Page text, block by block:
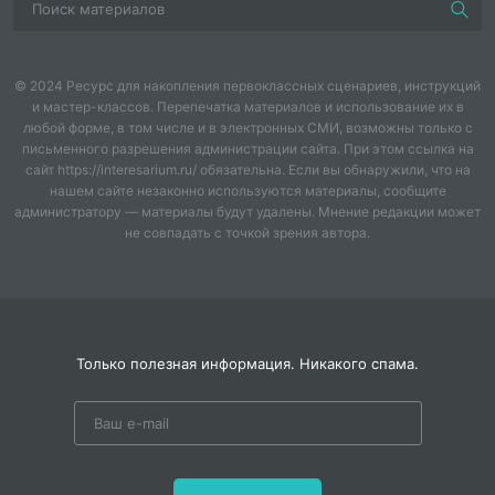
Список
В связи с реализацией ФГОС ДО в дошкольном
образовании произошли существенные изменения.
Главным образом изменился подход к
образовательной деятельности дошкольников.
Одним из ведущих методов при проведении
образовательных ситуаций, является игра.
самопроявления и саморазвития. Для педагога
правильно организованная игра - эффективное
педагогическое средство, позволяющее комплексно
развивающие задачи. Общество создало детские
© 2024 Ресурс для накопления первоклассных сценариев, инструкций
и мастер-классов. Перепечатка материалов и использование их в
любой форме, в том числе и в электронных СМИ, возможны только с
письменного разрешения администрации сайта. При этом ссылка на
сайт https://interesarium.ru/ обязательна. Если вы обнаружили, что на
нашем сайте незаконно используются материалы, сообщите
администратору — материалы будут удалены. Мнение редакции может
не совпадать с точкой зрения автора.
Только полезная информация. Никакого спама.